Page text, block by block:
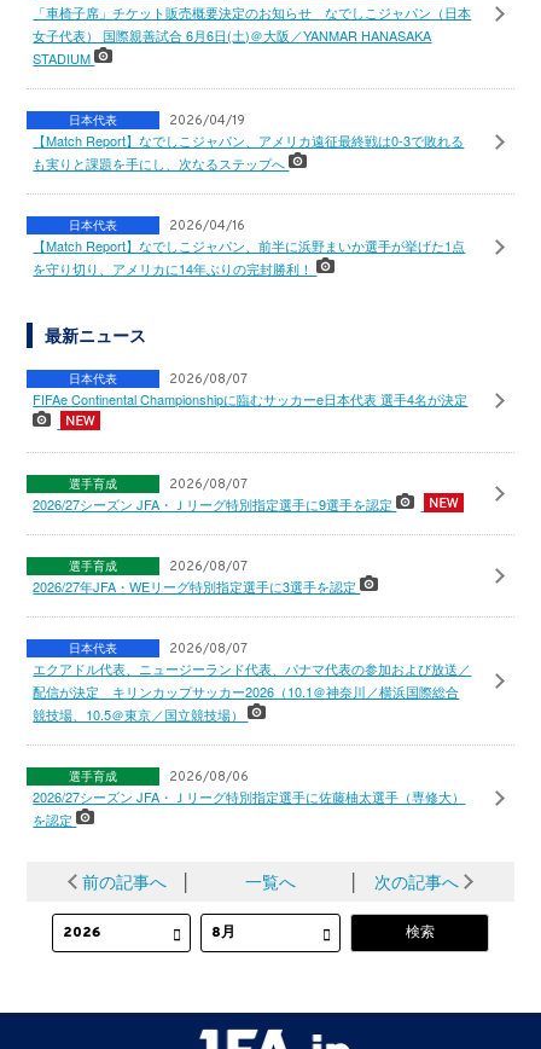
「車椅子席」チケット販売概要決定のお知らせ なでしこジャパン（日本
女子代表） 国際親善試合 6月6日(土)＠大阪／YANMAR HANASAKA
STADIUM
日本代表 2026/04/19
【Match Report】なでしこジャパン、アメリカ遠征最終戦は0-3で敗れる
も実りと課題を手にし、次なるステップへ
日本代表 2026/04/16
【Match Report】なでしこジャパン、前半に浜野まいか選手が挙げた1点
を守り切り、アメリカに14年ぶりの完封勝利！
最新ニュース
日本代表 2026/08/07
FIFAe Continental Championshipに臨むサッカーe日本代表 選手4名が決定
選手育成 2026/08/07
2026/27シーズン JFA・Ｊリーグ特別指定選手に9選手を認定
選手育成 2026/08/07
2026/27年JFA・WEリーグ特別指定選手に3選手を認定
日本代表 2026/08/07
エクアドル代表、ニュージーランド代表、パナマ代表の参加および放送／
配信が決定 キリンカップサッカー2026（10.1＠神奈川／横浜国際総合
競技場、10.5＠東京／国立競技場）
選手育成 2026/08/06
2026/27シーズン JFA・Ｊリーグ特別指定選手に佐藤柚太選手（専修大）
を認定
前の記事へ │ 一覧へ │ 次の記事へ